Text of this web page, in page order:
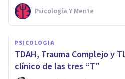
Psicología Y Mente
PSICOLOGÍA
TDAH, Trauma Complejo y
clínico de las tres “T”